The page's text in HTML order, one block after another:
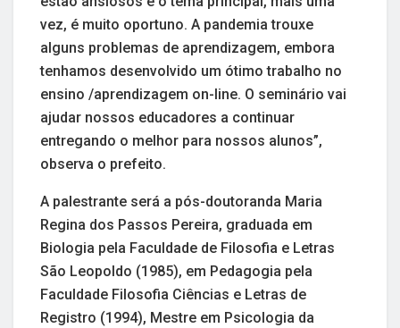
vez, é muito oportuno. A pandemia trouxe
alguns problemas de aprendizagem, embora
tenhamos desenvolvido um ótimo trabalho no
ensino /aprendizagem on-line. O seminário vai
ajudar nossos educadores a continuar
entregando o melhor para nossos alunos”,
observa o prefeito.
A palestrante será a pós-doutoranda Maria
Regina dos Passos Pereira, graduada em
Biologia pela Faculdade de Filosofia e Letras
São Leopoldo (1985), em Pedagogia pela
Faculdade Filosofia Ciências e Letras de
Registro (1994), Mestre em Psicologia da